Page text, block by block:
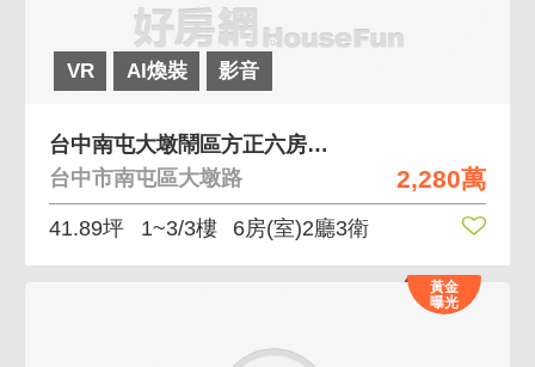
VR AI煥裝 影音
2,280萬
台中南屯大墩鬧區方正六房優質透天厝
台中市南屯區大墩路
41.89坪 1~3/3樓 6房(室)2廳3衛
黃金
曝光